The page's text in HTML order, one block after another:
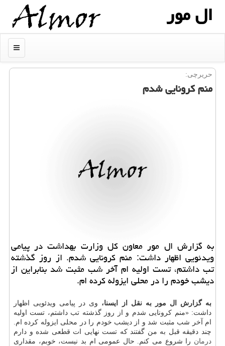
ال مور
منو
حریرچی:
منم كرونایی شدم
به گزارش ال مور معاون كل وزارت بهداشت در پیامی
ویدئویی اظهار داشت: منم كرونایی شدم. از روز گذشته
تب داشتم، تست اولیه ام آخر شب مثبت شد بنابراین از
دیشب خودم را در محلی ایزوله كرده ام.
به گزارش ال مور به نقل از ایسنا، وی در پیامی ویدئویی اظهار
داشت: «منم كرونایی شدم و از روز گذشته تب داشتم، تست اولیه
ام آخر شب مثبت شد و از دیشب خودم را در محلی ایزوله كرده ام.
چند دقیقه قبل به من گفتند كه تست نهایی ات قطعی شده و دارم
درمان را شروع می كنم. حال عمومی ام بد نیست، خوبم، مقداری